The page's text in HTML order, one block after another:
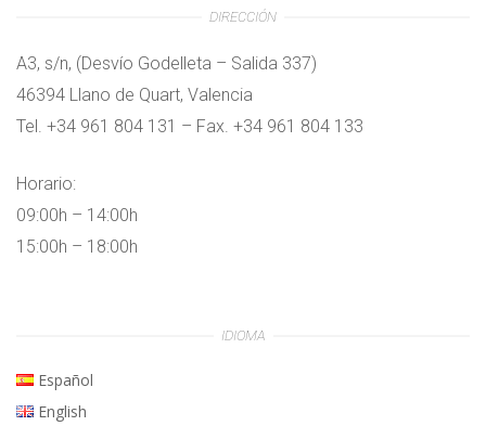
DIRECCIÓN
A3, s/n, (Desvío Godelleta – Salida 337)
46394 Llano de Quart, Valencia
Tel. +34 961 804 131 – Fax. +34 961 804 133
Horario:
09:00h – 14:00h
15:00h – 18:00h
IDIOMA
Español
English